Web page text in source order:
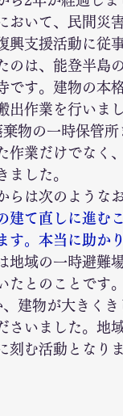
おいて、民間災
興支援活動に従
のは、能登半島
です。建物の本
出作業を行いま
物の一時保管
作業だけでなく
ました。
らは次のような
建て直しに進む
す。本当に助か
地域の一時避難
たとのことです
建物が大きく
さいました。地
刻む活動となり